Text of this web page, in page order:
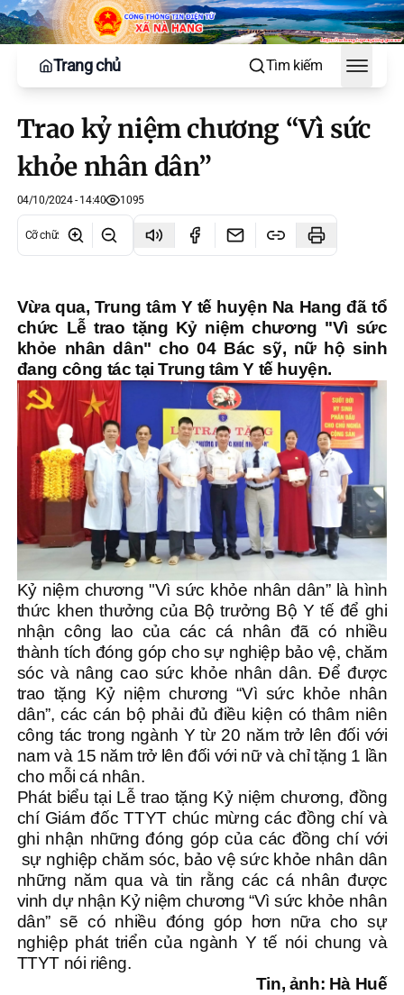
Trang chủ Tìm kiếm
Toggle
Trao kỷ niệm chương “Vì sức
khỏe nhân dân”
04/10/2024 - 14:40 1095
Cỡ chữ:
Vừa qua, Trung tâm Y tế huyện Na Hang đã tổ
chức Lễ trao tặng Kỷ niệm chương "Vì sức
khỏe nhân dân" cho 04 Bác sỹ, nữ hộ sinh
đang công tác tại Trung tâm Y tế huyện.
Kỷ niệm chương "Vì sức khỏe nhân dân” là hình
thức khen thưởng của Bộ trưởng Bộ Y tế để ghi
nhận công lao của các cá nhân đã có nhiều
thành tích đóng góp cho sự nghiệp bảo vệ, chăm
sóc và nâng cao sức khỏe nhân dân. Để được
trao tặng Kỷ niệm chương “Vì sức khỏe nhân
dân”, các cán bộ phải đủ điều kiện có thâm niên
công tác trong ngành Y từ 20 năm trở lên đối với
nam và 15 năm trở lên đối với nữ và chỉ tặng 1 lần
cho mỗi cá nhân.
Phát biểu tại Lễ trao tặng Kỷ niệm chương, đồng
chí Giám đốc TTYT chúc mừng các đồng chí và
ghi nhận những đóng góp của các đồng chí với
sự nghiệp chăm sóc, bảo vệ sức khỏe nhân dân
những năm qua và tin rằng các cá nhân được
vinh dự nhận Kỷ niệm chương “Vì sức khỏe nhân
dân” sẽ có nhiều đóng góp hơn nữa cho sự
nghiệp phát triển của ngành Y tế nói chung và
TTYT nói riêng.
Tin, ảnh: Hà Huế